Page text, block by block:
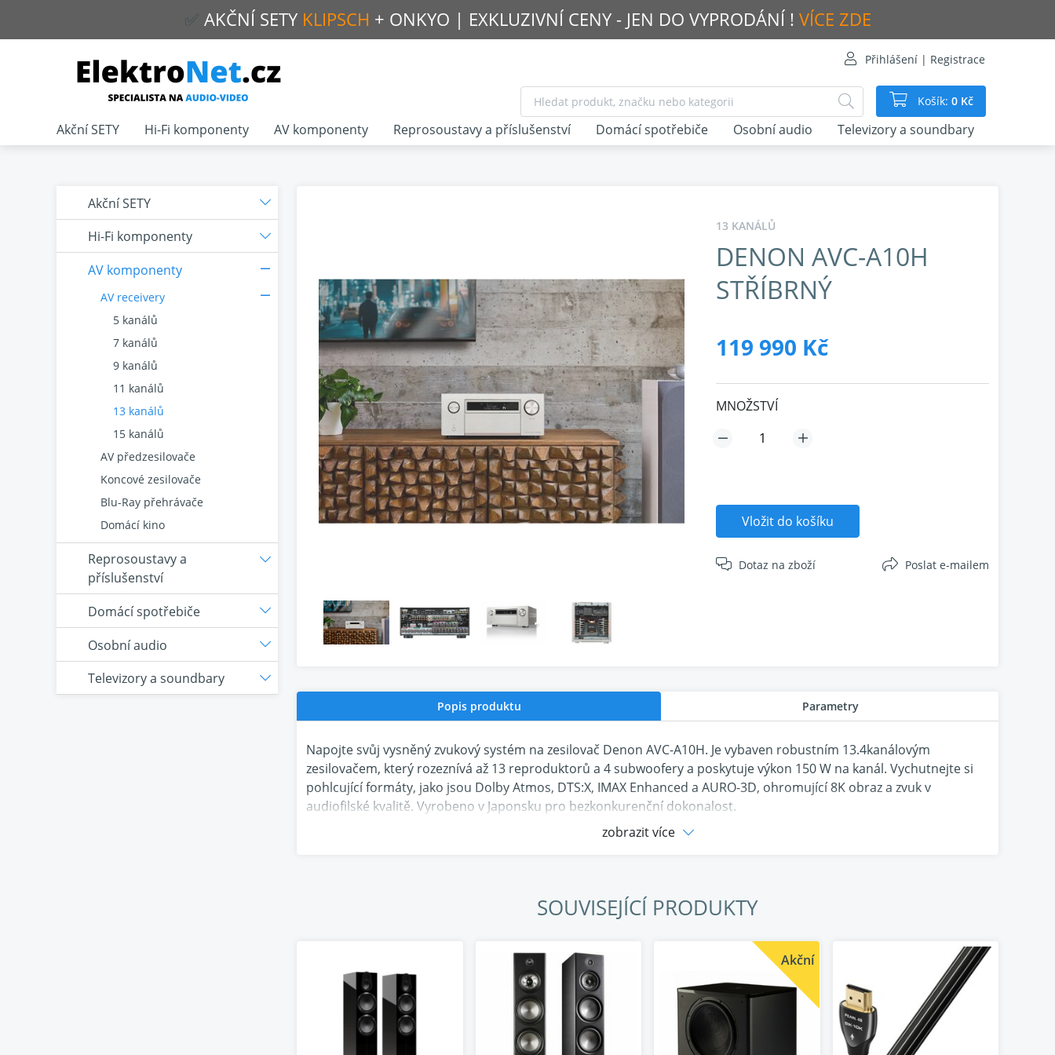
✅ AKČNÍ SETY KLIPSCH + ONKYO | EXKLUZIVNÍ CENY - JEN DO VYPRODÁNÍ ! VÍCE ZDE
Přihlášení | Registrace
Košík: 0 Kč
13 KANÁLŮ
DENON AVC-A10H
STŘÍBRNÝ
119 990 Kč
MNOŽSTVÍ
Vložit do košíku
Dotaz na zboží Poslat e-mailem
Popis produktu Parametry
Napojte svůj vysněný zvukový systém na zesilovač Denon AVC-A10H. Je vybaven robustním 13.4kanálovým
zesilovačem, který rozeznívá až 13 reproduktorů a 4 subwoofery a poskytuje výkon 150 W na kanál. Vychutnejte si
pohlcující formáty, jako jsou Dolby Atmos, DTS:X, IMAX Enhanced a AURO-3D, ohromující 8K obraz a zvuk v
audiofilské kvalitě. Vyrobeno v Japonsku pro bezkonkurenční dokonalost.
Dolby Atmos, DTS:X Pro, IMAX Enhanced
Díky zvuku audiofilské kvality, podpoře pohlcujících platforem a ohromujícímu obrazu 8K ožije každá skladba a
scéna - a vy budete v centru dění.
Robustní zesílení
Každý kanál má výkon 150 W - více než dost i pro ty nejnáročnější reproduktory. Třináctikanálový monolitický
zobrazit více
SOUVISEJÍCÍ PRODUKTY
Akční
Akční SETY
Hi-Fi komponenty
AV komponenty
AV receivery
5 kanálů
7 kanálů
9 kanálů
11 kanálů
13 kanálů
15 kanálů
AV předzesilovače
Koncové zesilovače
Blu-Ray přehrávače
Domácí kino
Reprosoustavy a
příslušenství
Domácí spotřebiče
Osobní audio
Televizory a soundbary
Akční SETY Hi-Fi komponenty AV komponenty Reprosoustavy a příslušenství Domácí spotřebiče Osobní audio Televizory a soundbary